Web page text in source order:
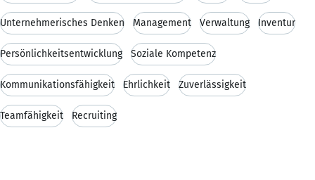
Unternehmerisches Denken Management Verwaltung Inventur
Persönlichkeitsentwicklung Soziale Kompetenz
Kommunikationsfähigkeit Ehrlichkeit Zuverlässigkeit
Teamfähigkeit Recruiting